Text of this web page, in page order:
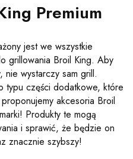
Premium
jest we wszystkie
grillowania Broil King. Aby
wystarczy sam grill.
typu części dodatkowe, które
akcesoria Broil
Produkty te mogą
i sprawić, że będzie on
znacznie szybszy!